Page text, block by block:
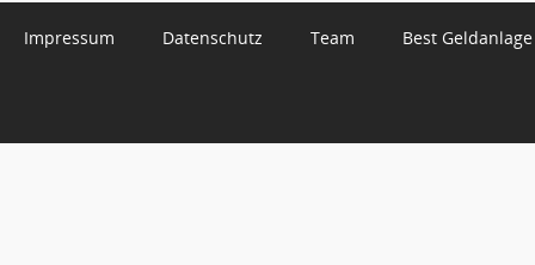
Impressum Datenschutz Team Best Geldanlage